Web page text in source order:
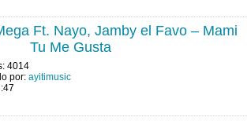
Ft. Nayo, Jamby el Favo – Mami
Tu Me Gusta
4014
por: ayitimusic